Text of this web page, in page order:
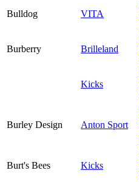
Bulldog VITA
Burberry Brilleland
Kicks
Burley Design Anton Sport
Burt's Bees Kicks